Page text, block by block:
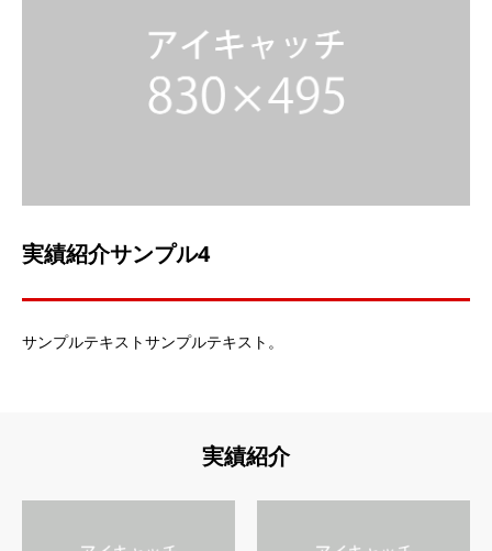
実績紹介サンプル4
サンプルテキストサンプルテキスト。
実績紹介